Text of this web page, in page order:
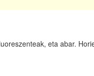
eta abar.